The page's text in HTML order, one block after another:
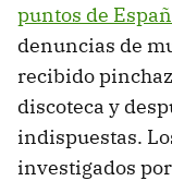
puntos de
denuncias de
recibido
discoteca y
indispuestas.
investigados